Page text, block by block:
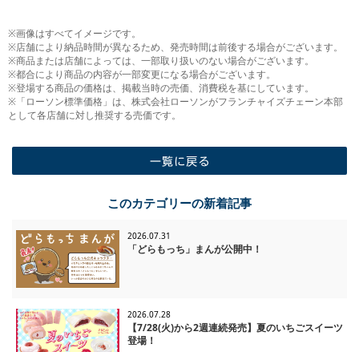
※画像はすべてイメージです。
※店舗により納品時間が異なるため、発売時間は前後する場合がございます。
※商品または店舗によっては、一部取り扱いのない場合がございます。
※都合により商品の内容が一部変更になる場合がございます。
※登場する商品の価格は、掲載当時の売価、消費税を基にしています。
※「ローソン標準価格」は、株式会社ローソンがフランチャイズチェーン本部
として各店舗に対し推奨する売価です。
このカテゴリーの新着記事
2026.07.31
「どらもっち」まんが公開中！
2026.07.28
【7/28(火)から2週連続発売】夏のいちごスイーツ
登場！